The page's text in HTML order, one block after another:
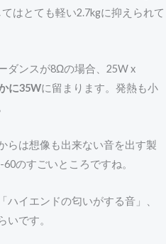
はとても軽い2.7kgに抑えられて
ダンスが8Ωの場合、25W x
に35Wに留まります。発熱も小
らは想像も出来ない音を出す製
のすごいところですね。
ハイエンドの匂いがする音」、
いです。